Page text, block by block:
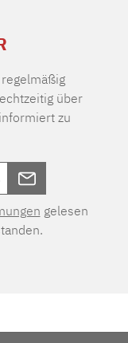
über
zu
gelesen